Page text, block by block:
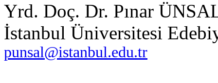
Yrd. Doç. Dr. Pınar
İstanbul Üniversitesi
punsal@istanbul.edu.tr